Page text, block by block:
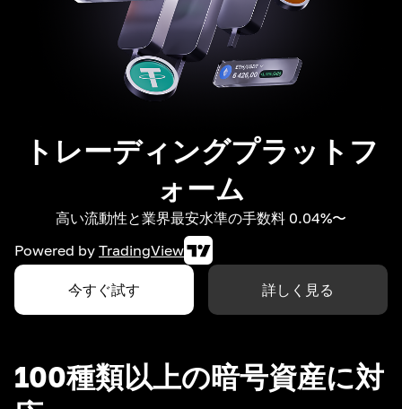
トレーディングプラットフ
ォーム
高い流動性と業界最安水準の手数料 0.04%〜
Powered by TradingView
今すぐ試す 詳しく見る
100種類以上の暗号資産に対